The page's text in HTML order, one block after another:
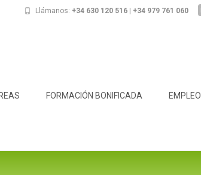
Llámanos: +34 630 120 516 | +34 979 761 060
FORMACIÓN BONIFICADA EMPLEO